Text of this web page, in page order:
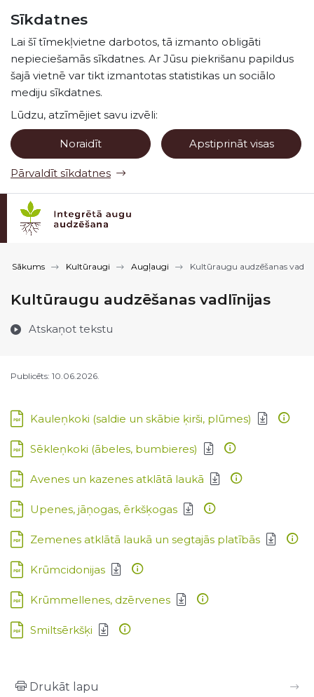
Sīkdatnes
Lai šī tīmekļvietne darbotos, tā izmanto obligāti
nepieciešamās sīkdatnes. Ar Jūsu piekrišanu papildus
šajā vietnē var tikt izmantotas statistikas un sociālo
mediju sīkdatnes.
Lūdzu, atzīmējiet savu izvēli:
Noraidīt Apstiprināt visas
Pārvaldīt sīkdatnes
Sākums Kultūraugi Augļaugi Kultūraugu audzēšanas
Kultūraugu audzēšanas vadlīnijas
Atskaņot tekstu
Publicēts: 10.06.2026.
Lejupielādēt:
Kauleņkoki (saldie un skābie ķirši, plūmes)
Lejupielādēt:
Sēkleņkoki (ābeles, bumbieres)
Lejupielādēt:
Avenes un kazenes atklātā laukā
Lejupielādēt:
Upenes, jāņogas, ērkšķogas
Lejupielādēt:
Zemenes atklātā laukā un segtajās platībās
Lejupielādēt:
Krūmcidonijas
Lejupielādēt:
Krūmmellenes, dzērvenes
Lejupielādēt:
Smiltsērkšķi
Drukāt lapu